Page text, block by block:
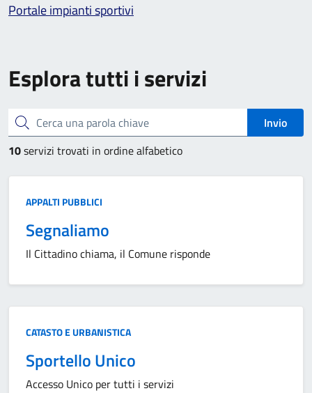
Esplora tutti i servizi
Cerca una parola chiave
Invio
10servizi trovati in ordine alfabetico
Categoria:
APPALTI PUBBLICI
Segnaliamo
Il Cittadino chiama, il Comune risponde
Categoria:
CATASTO E URBANISTICA
Sportello Unico
Accesso Unico per tutti i servizi
Portale impianti sportivi